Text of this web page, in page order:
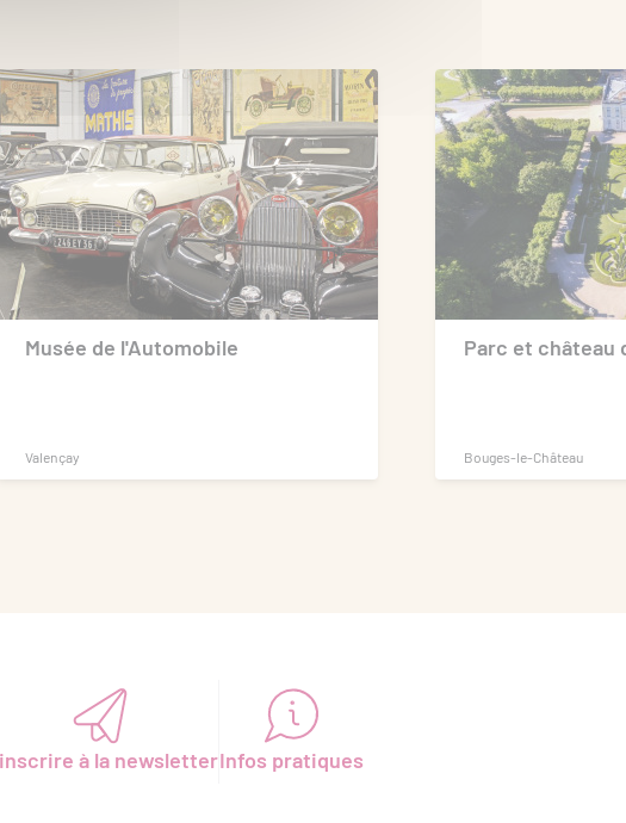
Musée de l'Automobile
Valençay
Parc et château
Bouges-le-Château
à la newsletterInfos pratiques